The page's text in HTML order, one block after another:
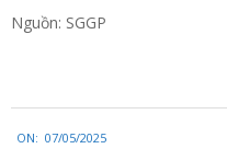
Nguồn: SGGP
05-
ON: 07/05/2025